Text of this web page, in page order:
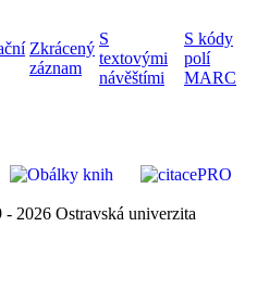
Zkrácený
záznam
S
textovými
návěštími
S kódy
polí
MARC
2026 Ostravská univerzita